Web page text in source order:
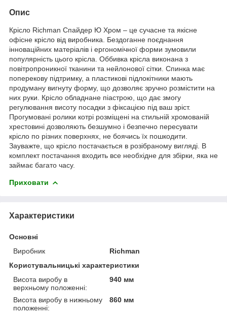
Опис
Крісло Richman Спайдер Ю Хром – це сучасне та якісне
офісне крісло від виробника. Бездоганне поєднання
інноваційних матеріалів і ергономічної форми зумовили
популярність цього крісла. Оббивка крісла виконана з
повітропроникної тканини та нейлонової сітки. Спинка має
поперекову підтримку, а пластикові підлокітники мають
продуману вигнуту форму, що дозволяє зручно розмістити на
них руки. Крісло обладнане піастрою, що дає змогу
регулювання висоту посадки з фіксацією під ваш зріст.
Прогумовані ролики котрі розміщені на стильній хромованій
хрестовині дозволяють безшумно і безпечно пересувати
крісло по різних поверхнях, не боячись їх пошкодити.
Зауважте, що крісло постачається в розібраному вигляді. В
комплект постачання входить все необхідне для збірки, яка не
займає багато часу.
Приховати
Характеристики
Основні
Виробник
Richman
Користувальницькі характеристики
Висота виробу в
верхньому положенні:
940 мм
Висота виробу в нижньому
положенні:
860 мм